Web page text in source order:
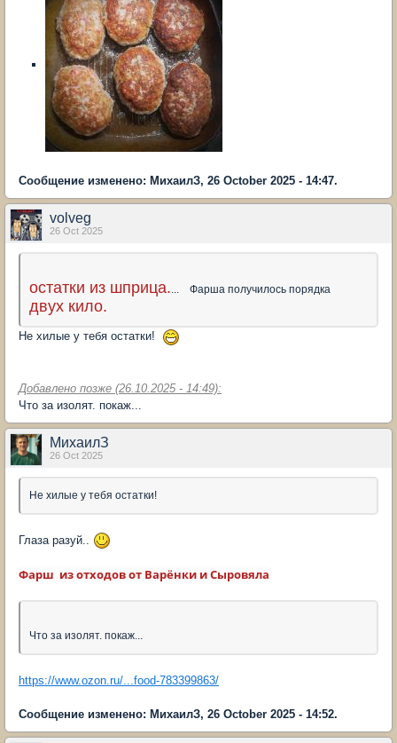
Сообщение изменено: МихаилЗ, 26 October 2025 - 14:47.
volveg
26 Oct 2025
остатки из шприца.... Фарша получилось порядка
двух кило.
Не хилые у тебя остатки!
Добавлено позже (26.10.2025 - 14:49):
Что за изолят. покаж...
МихаилЗ
26 Oct 2025
Не хилые у тебя остатки!
Глаза разуй..
Фарш из отходов от Варёнки и Сыровяла
Что за изолят. покаж...
https://www.ozon.ru/...food-783399863/
Сообщение изменено: МихаилЗ, 26 October 2025 - 14:52.